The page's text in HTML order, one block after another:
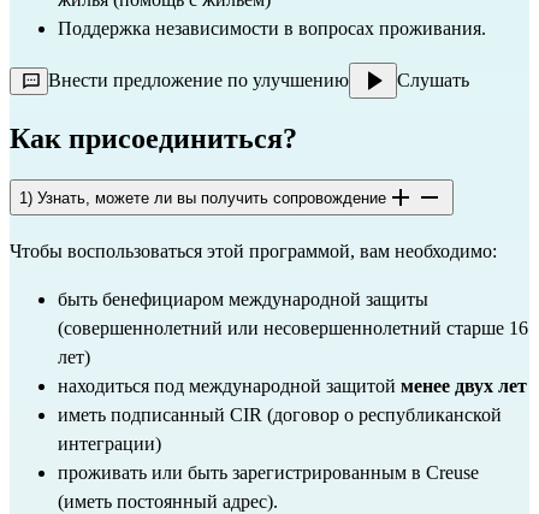
Поддержка независимости в вопросах проживания.
Внести предложение по улучшению Слушать
Как присоединиться?
1) Узнать, можете ли вы получить сопровождение
Чтобы воспользоваться этой программой, вам необходимо:
быть бенефициаром международной защиты
(совершеннолетний или несовершеннолетний старше 16
лет)
находиться под международной защитой менее двух лет
иметь подписанный CIR (договор о республиканской
интеграции)
проживать или быть зарегистрированным в Creuse
(иметь постоянный адрес).